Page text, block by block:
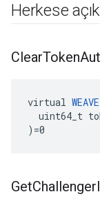
Herkese
ClearToken
virtual
uint64_t
)=0
GetChallenger